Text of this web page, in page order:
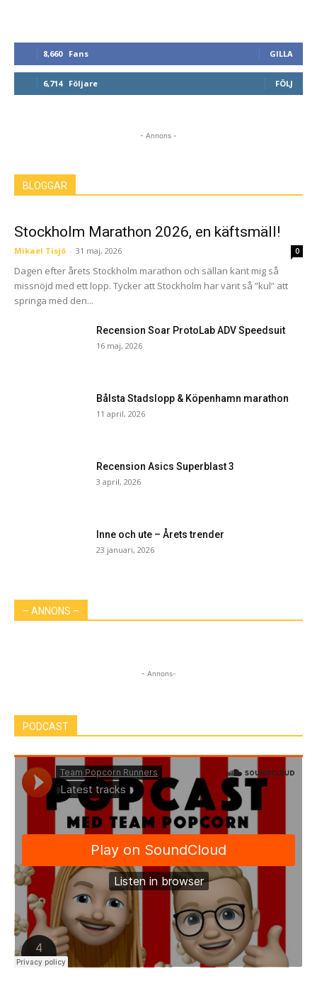
8,660 Fans GILLA
6,714 Följare FÖLJ
- Annons -
BLOGGAR
Stockholm Marathon 2026, en käftsmäll!
Mikael Tisjö - 31 maj, 2026 0
Dagen efter årets Stockholm marathon och sällan känt mig så
missnöjd med ett lopp. Tycker att Stockholm har varit så ”kul” att
springa med den...
Recension Soar ProtoLab ADV Speedsuit
16 maj, 2026
Bålsta Stadslopp & Köpenhamn marathon
11 april, 2026
Recension Asics Superblast 3
3 april, 2026
Inne och ute – Årets trender
23 januari, 2026
– ANNONS –
- Annons-
PODCAST